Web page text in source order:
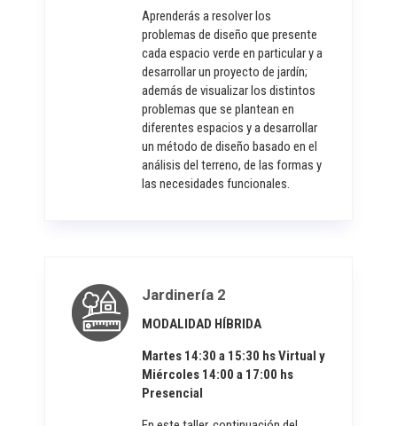
Aprenderás a resolver los
problemas de diseño que presente
cada espacio verde en particular y a
desarrollar un proyecto de jardín;
además de visualizar los distintos
problemas que se plantean en
diferentes espacios y a desarrollar
un método de diseño basado en el
análisis del terreno, de las formas y
las necesidades funcionales.
Jardinería 2
MODALIDAD HÍBRIDA
Martes 14:30 a 15:30 hs Virtual y
Miércoles 14:00 a 17:00 hs
Presencial